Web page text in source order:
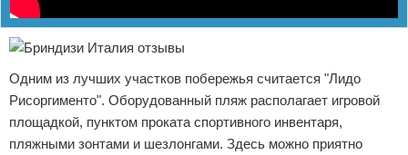
Одним из лучших участков побережья считается "Лидо
Рисоргименто". Оборудованный пляж располагает игровой
площадкой, пунктом проката спортивного инвентаря,
пляжными зонтами и шезлонгами. Здесь можно приятно